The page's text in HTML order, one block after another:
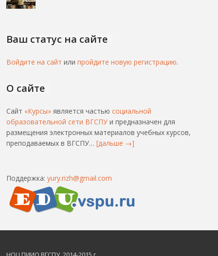
Ваш статус на сайте
Войдите на сайт илипройдите новую регистрацию.
О сайте
Сайт «Курсы» является частьюсоциальной
образовательной сети ВГСПУ и предназначен для
размещения электронных материалов учебных курсов,
преподаваемых в ВГСПУ…[дальше →]
Поддержка:yury.rizh@gmail.com